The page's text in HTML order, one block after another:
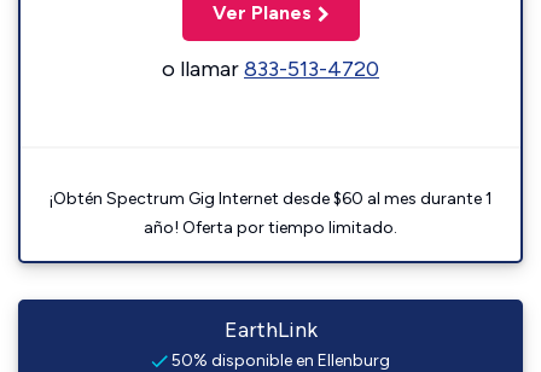
Ver Planes
o llamar833-513-4720
¡Obtén Spectrum Gig Internet desde $60 al mes durante 1
año! Oferta por tiempo limitado.
EarthLink
50% disponible en Ellenburg